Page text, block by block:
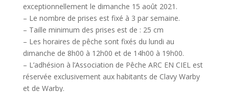
exceptionnellement le dimanche 15 août 2021.
– Le nombre de prises est fixé à 3 par semaine.
– Taille minimum des prises est de : 25 cm
– Les horaires de pêche sont fixés du lundi au
dimanche de 8h00 à 12h00 et de 14h00 à 19h00.
– L’adhésion à l’Association de Pêche ARC EN CIEL est
réservée exclusivement aux habitants de Clavy Warby
et de Warby.